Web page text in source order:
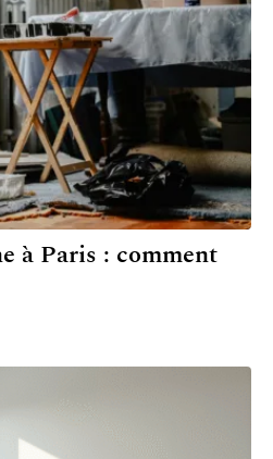
à Paris : comment